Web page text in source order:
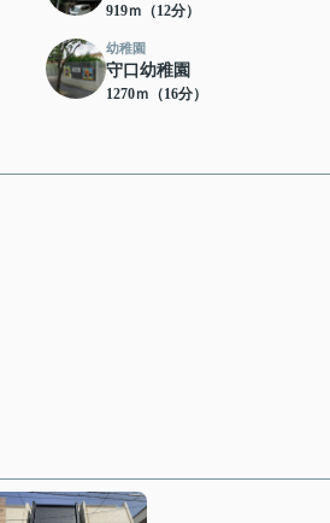
919ｍ（12分）
幼稚園
守口幼稚園
1270ｍ（16分）